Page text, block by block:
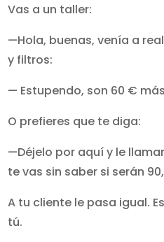
Vas a un taller:
—Hola, buenas, venía a
y filtros:
— Estupendo, son 60 €
O prefieres que te diga:
—Déjelo por aquí y le
te vas sin saber si serán
A tu cliente le pasa igual.
tú.